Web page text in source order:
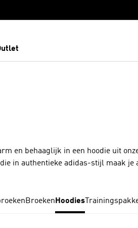
en behaaglijk in een hoodie uit
in authentieke adidas-stijl maak je
afgestemd op jouw behoeften. De
losvallend en hebben verschillende
je herenhoodie. Laat je eigen
Broeken Hoodies